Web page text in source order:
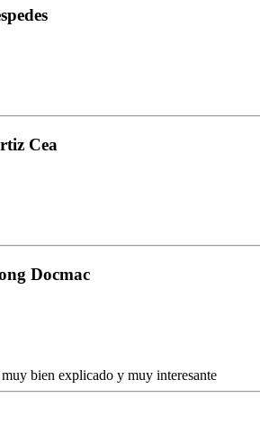
Cea
Docmac
bien explicado y muy interesante